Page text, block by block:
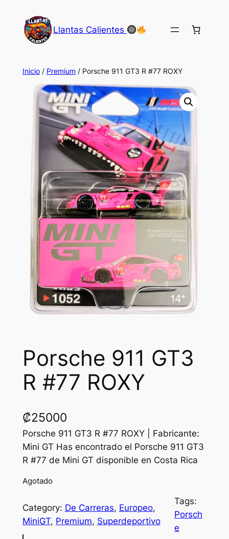
contenido
Llantas Calientes
Inicio/ Premium/ Porsche 911 GT3 R #77 ROXY
Porsche 911 GT3
R #77 ROXY
₡25000
Porsche 911 GT3 R #77 ROXY | Fabricante:
Mini GT Has encontrado el Porsche 911 GT3
R #77 de Mini GT disponible en Costa Rica
Agotado
Category: De Carreras, Europeo
MiniGT, Premium, Superdeportivo
Tags:
Porsch
e